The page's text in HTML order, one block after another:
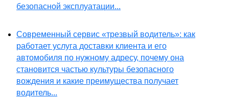
безопасной эксплуатации...
Современный сервис «трезвый водитель»: как
работает услуга доставки клиента и его
автомобиля по нужному адресу, почему она
становится частью культуры безопасного
вождения и какие преимущества получает
водитель...